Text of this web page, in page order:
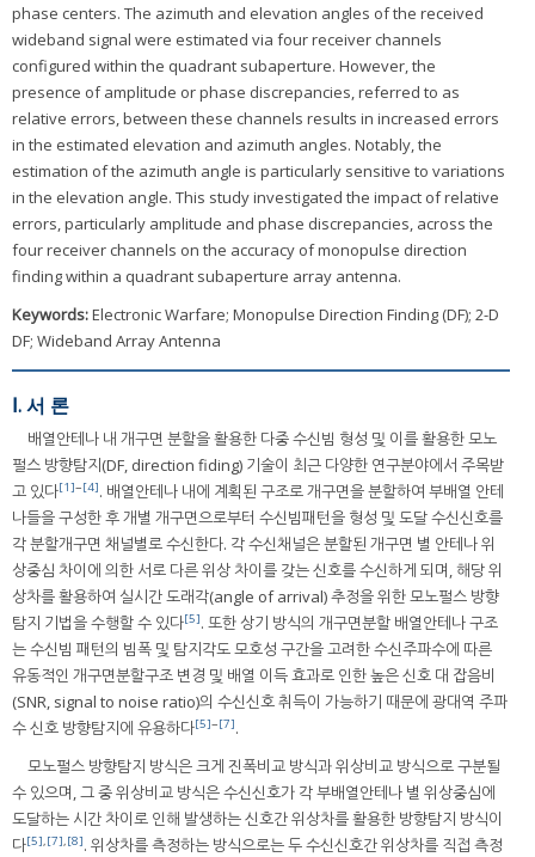
phase centers. The azimuth and elevation angles of the received
wideband signal were estimated via four receiver channels
configured within the quadrant subaperture. However, the
presence of amplitude or phase discrepancies, referred to as
relative errors, between these channels results in increased errors
in the estimated elevation and azimuth angles. Notably, the
estimation of the azimuth angle is particularly sensitive to variations
in the elevation angle. This study investigated the impact of relative
errors, particularly amplitude and phase discrepancies, across the
four receiver channels on the accuracy of monopulse direction
finding within a quadrant subaperture array antenna.
Keywords:Electronic Warfare; Monopulse Direction Finding (DF); 2-D
DF; Wideband Array Antenna
Ⅰ. 서 론
배열안테나 내 개구면 분할을 활용한 다중 수신빔 형성 및 이를 활용한 모노
펄스 방향탐지(DF, direction fiding) 기술이 최근 다양한 연구분야에서 주목받
고 있다[1]~[4]. 배열안테나 내에 계획된 구조로 개구면을 분할하여 부배열 안테
나들을 구성한 후 개별 개구면으로부터 수신빔패턴을 형성 및 도달 수신신호를
각 분할개구면 채널별로 수신한다. 각 수신채널은 분할된 개구면 별 안테나 위
상중심 차이에 의한 서로 다른 위상 차이를 갖는 신호를 수신하게 되며, 해당 위
상차를 활용하여 실시간 도래각(angle of arrival) 추정을 위한 모노펄스 방향
탐지 기법을 수행할 수 있다[5]. 또한 상기 방식의 개구면분할 배열안테나 구조
는 수신빔 패턴의 빔폭 및 탐지각도 모호성 구간을 고려한 수신주파수에 따른
유동적인 개구면분할구조 변경 및 배열 이득 효과로 인한 높은 신호 대 잡음비
(SNR, signal to noise ratio)의 수신신호 취득이 가능하기 때문에 광대역 주파
수 신호 방향탐지에 유용하다[5]~[7].
모노펄스 방향탐지 방식은 크게 진폭비교 방식과 위상비교 방식으로 구분될
수 있으며, 그 중 위상비교 방식은 수신신호가 각 부배열안테나 별 위상중심에
도달하는 시간 차이로 인해 발생하는 신호간 위상차를 활용한 방향탐지 방식이
다[5],[7],[8]. 위상차를 측정하는 방식으로는 두 수신신호간 위상차를 직접 측정